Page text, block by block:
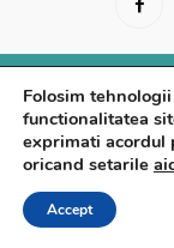
Rapoarte
Folosim
functionalitatea
exprimati acordul
oricand setarile
Accept